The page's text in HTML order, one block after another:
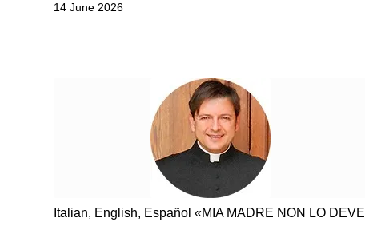
14 June 2026
Italian, English, Español «MIA MADRE NON LO DEVE